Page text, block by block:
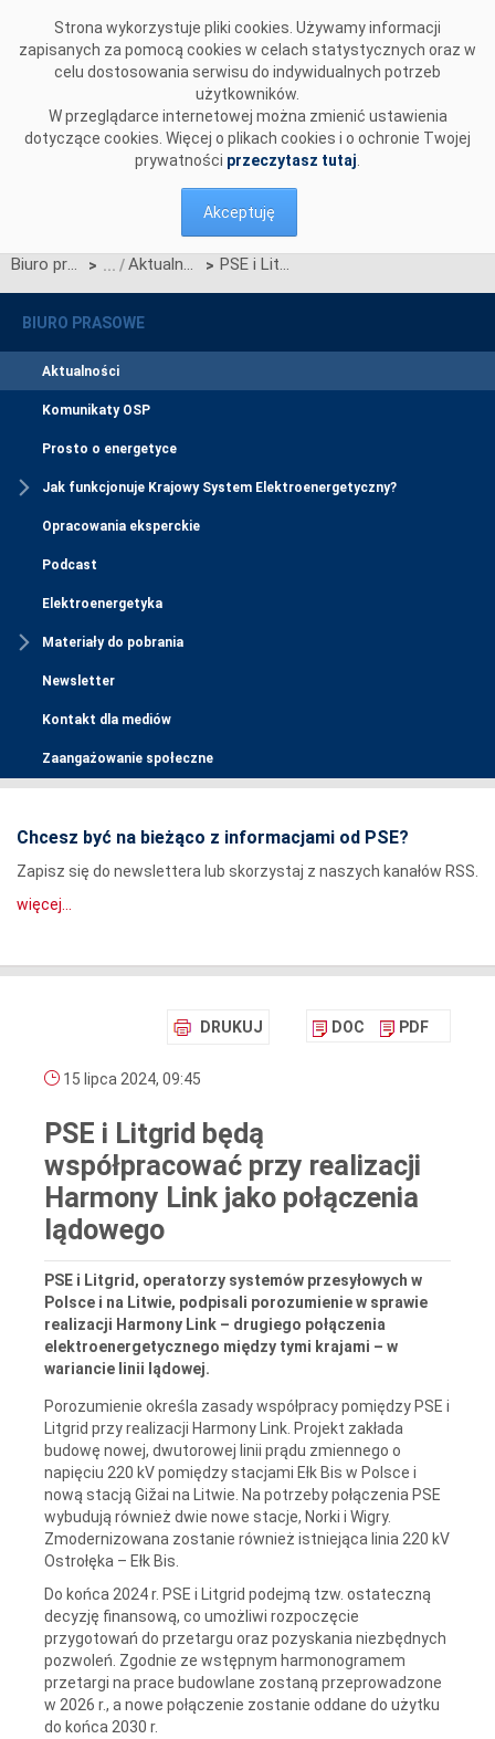
Strona wykorzystuje pliki cookies. Używamy informacji
zapisanych za pomocą cookies w celach statystycznych oraz w
celu dostosowania serwisu do indywidualnych potrzeb
użytkowników.
W przeglądarce internetowej można zmienić ustawienia
dotyczące cookies. Więcej o plikach cookies i o ochronie Twojej
prywatności przeczytasz tutaj
Akceptuję
Biuro prasowe > Aktualności > PSE i Litgrid będą współpracować przy realizacji Harmony Link jako połączenia lądowego
BIURO PRASOWE
Aktualności
Komunikaty OSP
Prosto o energetyce
Jak funkcjonuje Krajowy System Elektroenergetyczny?
Opracowania eksperckie
Podcast
Elektroenergetyka
Materiały do pobrania
Newsletter
Kontakt dla mediów
Zaangażowanie społeczne
Chcesz być na bieżąco z informacjami od PSE?
Zapisz się do newslettera lub skorzystaj z naszych kanałów RSS.
więcej...
DRUKUJ DOC PDF
15 lipca 2024, 09:45
PSE i Litgrid będą
współpracować przy realizacji
Harmony Link jako połączenia
lądowego
PSE i Litgrid, operatorzy systemów przesyłowych w
Polsce i na Litwie, podpisali porozumienie w sprawie
realizacji Harmony Link – drugiego połączenia
elektroenergetycznego między tymi krajami – w
wariancie linii lądowej.
Porozumienie określa zasady współpracy pomiędzy PSE i
Litgrid przy realizacji Harmony Link. Projekt zakłada
budowę nowej, dwutorowej linii prądu zmiennego o
napięciu 220 kV pomiędzy stacjami Ełk Bis w Polsce i
nową stacją Gižai na Litwie. Na potrzeby połączenia PSE
wybudują również dwie nowe stacje, Norki i Wigry.
Zmodernizowana zostanie również istniejąca linia 220 kV
Ostrołęka – Ełk Bis.
Do końca 2024 r. PSE i Litgrid podejmą tzw. ostateczną
decyzję finansową, co umożliwi rozpoczęcie
przygotowań do przetargu oraz pozyskania niezbędnych
pozwoleń. Zgodnie ze wstępnym harmonogramem
przetargi na prace budowlane zostaną przeprowadzone
w 2026 r., a nowe połączenie zostanie oddane do użytku
do końca 2030 r.